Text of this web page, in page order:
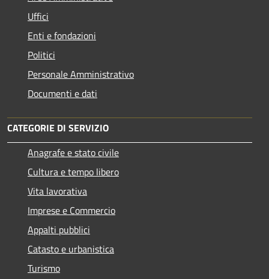
Uffici
Enti e fondazioni
Politici
Personale Amministrativo
Documenti e dati
CATEGORIE DI SERVIZIO
Anagrafe e stato civile
Cultura e tempo libero
Vita lavorativa
Imprese e Commercio
Appalti pubblici
Catasto e urbanistica
Turismo